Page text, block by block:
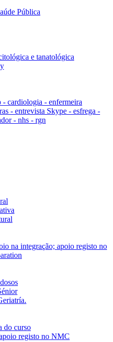
Pública
e tanatológica
- cardiologia - enfermeira
- entrevista Skype - esfrega -
- nhs - rgn
na integração; apoio registo no
do curso
registo no NMC